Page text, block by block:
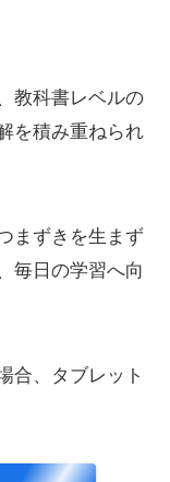
教科書レベルの
を積み重ねられ
まずきを生まず
毎日の学習へ向
合、タブレット